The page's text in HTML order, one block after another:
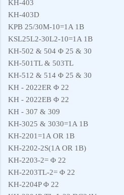
KH-403
KH-403D
KPB 25/30M-10=1A 1B
KSL25L2-30L2-10=1A 1B
KH-502 & 504 Φ 25 & 30
KH-501TL & 503TL
KH-512 & 514 Φ 25 & 30
KH - 2022ER Φ 22
KH - 2022EB Φ 22
KH - 307 & 309
KH-3025 & 3030=1A 1B
KH-2201=1A OR 1B
KH-2202-2S(1A OR 1B)
KH-2203-2= Φ 22
KH-2203TL-2= Φ 22
KH-2204P Φ 22